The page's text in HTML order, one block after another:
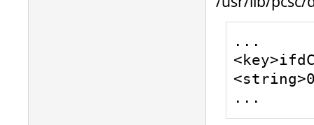
00000106
Loading
version:
...
...